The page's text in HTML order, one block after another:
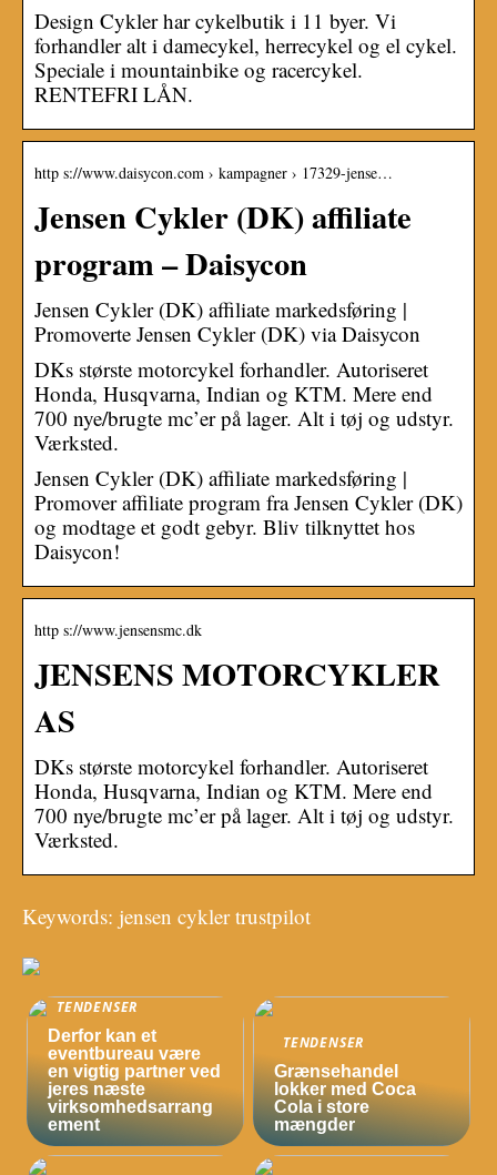
Design Cykler har cykelbutik i 11 byer. Vi
forhandler alt i damecykel, herrecykel og el cykel.
Speciale i mountainbike og racercykel.
RENTEFRI LÅN.
http s://www.daisycon.com › kampagner › 17329-jense…
Jensen Cykler (DK) affiliate
program – Daisycon
Jensen Cykler (DK) affiliate markedsføring |
Promoverte Jensen Cykler (DK) via Daisycon
DKs største motorcykel forhandler. Autoriseret
Honda, Husqvarna, Indian og KTM. Mere end
700 nye/brugte mc’er på lager. Alt i tøj og udstyr.
Værksted.
Jensen Cykler (DK) affiliate markedsføring |
Promover affiliate program fra Jensen Cykler (DK)
og modtage et godt gebyr. Bliv tilknyttet hos
Daisycon!
http s://www.jensensmc.dk
JENSENS MOTORCYKLER
AS
DKs største motorcykel forhandler. Autoriseret
Honda, Husqvarna, Indian og KTM. Mere end
700 nye/brugte mc’er på lager. Alt i tøj og udstyr.
Værksted.
Keywords: jensen cykler trustpilot
TENDENSER
Derfor kan et
eventbureau være
en vigtig partner ved
jeres næste
virksomhedsarrang
ement
TENDENSER
Grænsehandel
lokker med Coca
Cola i store
mængder